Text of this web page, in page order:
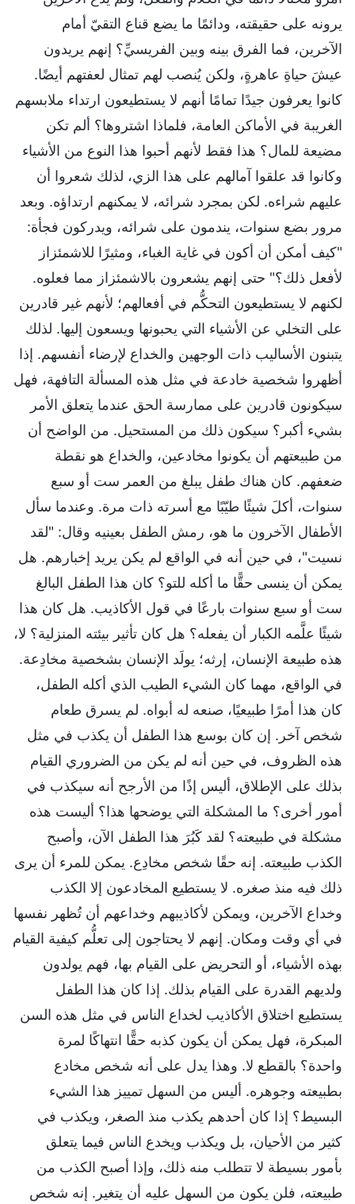
يرونه على حقيقته، ودائمًا ما يضع قناع التقيّ أمام
الآخرين، فما الفرق بينه وبين الفريسيِّ؟ إنهم يريدون
عيشَ حياةِ عاهرةٍ، ولكن يُنصب لهم تمثال لعفتهم أيضًا.
كانوا يعرفون جيدًا تمامًا أنهم لا يستطيعون ارتداء ملابسهم
الغريبة في الأماكن العامة، فلماذا اشتروها؟ ألم تكن
مضيعة للمال؟ هذا فقط لأنهم أحبوا هذا النوع من الأشياء
وكانوا قد علقوا آمالهم على هذا الزي، لذلك شعروا أن
عليهم شراءه. لكن بمجرد شرائه، لا يمكنهم ارتداؤه. وبعد
مرور بضع سنوات، يندمون على شرائه، ويدركون فجأة:
"كيف أمكن أن أكون في غاية الغباء، ومثيرًا للاشمئزاز
لأفعل ذلك؟" حتى إنهم يشعرون بالاشمئزاز مما فعلوه.
لكنهم لا يستطيعون التحكُّم في أفعالهم؛ لأنهم غير قادرين
على التخلي عن الأشياء التي يحبونها ويسعون إليها. لذلك
يتبنون الأساليب ذات الوجهين والخداع لإرضاء أنفسهم. إذا
أظهروا شخصية خادعة في مثل هذه المسألة التافهة، فهل
سيكونون قادرين على ممارسة الحق عندما يتعلق الأمر
بشيء أكبر؟ سيكون ذلك من المستحيل. من الواضح أن
من طبيعتهم أن يكونوا مخادعين، والخداع هو نقطة
ضعفهم. كان هناك طفل يبلغ من العمر ست أو سبع
سنوات، أكلَ شيئًا طيّبًا مع أسرته ذات مرة. وعندما سأل
الأطفال الآخرون ما هو، رمش الطفل بعينيه وقال: "لقد
نسيت"، في حين أنه في الواقع لم يكن يريد إخبارهم. هل
يمكن أن ينسى حقًّا ما أكله للتو؟ كان هذا الطفل البالغ
ست أو سبع سنوات بارعًا في قول الأكاذيب. هل كان هذا
شيئًا علَّمه الكبار أن يفعله؟ هل كان تأثير بيئته المنزلية؟ لا،
هذه طبيعة الإنسان، إرثه؛ يولَد الإنسان بشخصية مخادِعة.
في الواقع، مهما كان الشيء الطيب الذي أكله الطفل،
كان هذا أمرًا طبيعيًا، صنعه له أبواه. لم يسرق طعام
شخص آخر. إن كان بوسع هذا الطفل أن يكذب في مثل
هذه الظروف، في حين أنه لم يكن من الضروري القيام
بذلك على الإطلاق، أليس إذًا من الأرجح أنه سيكذب في
أمور أخرى؟ ما المشكلة التي يوضحها هذا؟ أليست هذه
مشكلة في طبيعته؟ لقد كَبُرَ هذا الطفل الآن، وأصبح
الكذب طبيعته. إنه حقًا شخص مخادِع. يمكن للمرء أن يرى
ذلك فيه منذ صغره. لا يستطيع المخادعون إلا الكذب
وخداع الآخرين، ويمكن لأكاذيبهم وخداعهم أن تُظهر نفسها
في أي وقت ومكان. إنهم لا يحتاجون إلى تعلُّم كيفية القيام
بهذه الأشياء، أو التحريض على القيام بها، فهم يولدون
ولديهم القدرة على القيام بذلك. إذا كان هذا الطفل
يستطيع اختلاق الأكاذيب لخداع الناس في مثل هذه السن
المبكرة، فهل يمكن أن يكون كذبه حقًّا انتهاكًا لمرة
واحدة؟ بالقطع لا. وهذا يدل على أنه شخص مخادع
بطبيعته وجوهره. أليس من السهل تمييز هذا الشيء
البسيط؟ إذا كان أحدهم يكذب منذ الصغر، ويكذب في
كثير من الأحيان، بل ويكذب ويخدع الناس فيما يتعلق
بأمور بسيطة لا تتطلب منه ذلك، وإذا أصبح الكذب من
طبيعته، فلن يكون من السهل عليه أن يتغير. إنه شخص